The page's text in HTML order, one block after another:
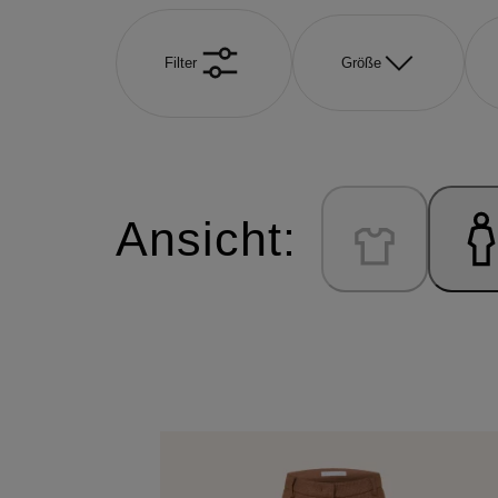
Filter Größe
Ansicht: